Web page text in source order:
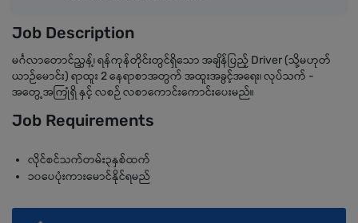
Job Description
မင်္ဂလာတောင်ညွှန့်၊ ရန်ကုန်တိုင်းတွင်ရှိသော အချိန်ပြည့် Driver (သို့မဟုတ်
ယာဉ်မောင်း) ရာထူး 2 နေရာစာအတွက် အထူးအခွင့်အရေး၊ လုပ်သက် -
အတွေ့အကြုံရှိ နှင့် လစဉ် လစာကောင်းကောင်းပေးမည်။
Job Requirements
လိုင်စင်သက်တမ်း၃နှစ်ထက်
၁၀ပေပုံးကားမောင်နိုင်ရမည်